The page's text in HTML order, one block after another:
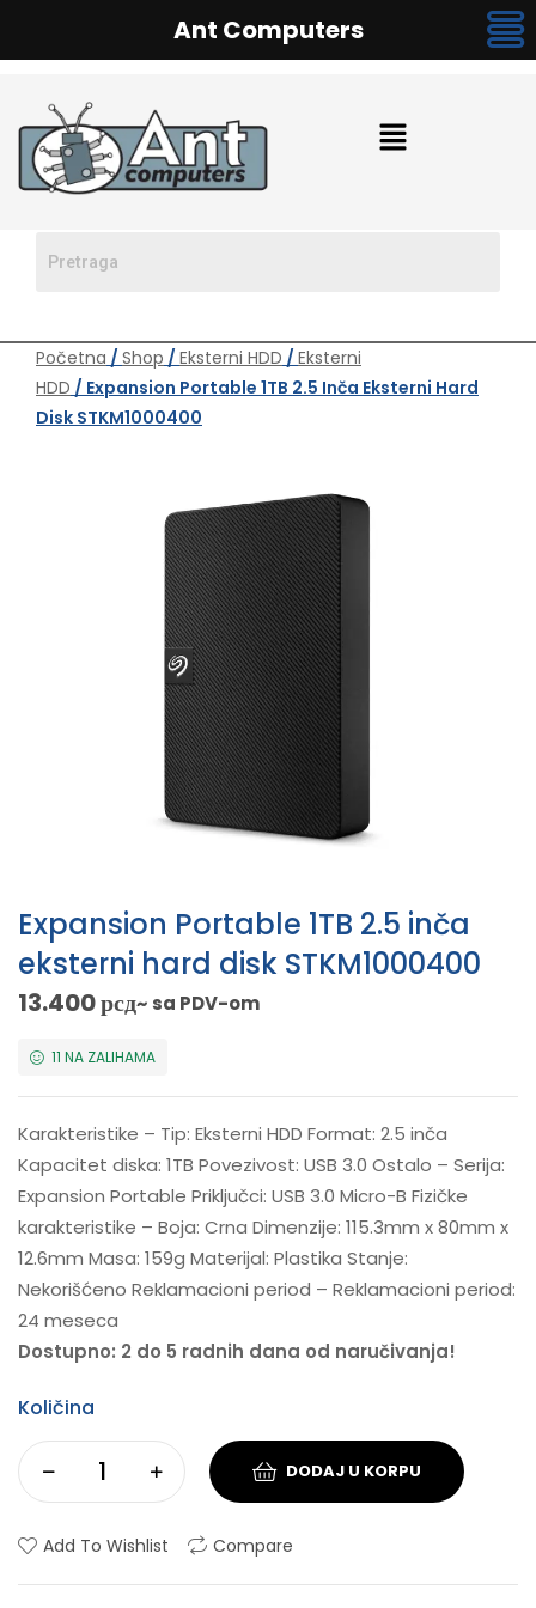
Početna / Shop / Eksterni HDD / Eksterni
HDD / Expansion Portable 1TB 2.5 Inča Eksterni Hard
Disk STKM1000400
Expansion Portable 1TB 2.5 inča
eksterni hard disk STKM1000400
13.400рсд~ sa PDV-om
11 NA ZALIHAMA
Karakteristike – Tip: Eksterni HDD Format: 2.5 inča
Kapacitet diska: 1TB Povezivost: USB 3.0 Ostalo – Serija:
Expansion Portable Priključci: USB 3.0 Micro-B Fizičke
karakteristike – Boja: Crna Dimenzije: 115.3mm x 80mm x
12.6mm Masa: 159g Materijal: Plastika Stanje:
Nekorišćeno Reklamacioni period – Reklamacioni period:
24 meseca
Dostupno: 2 do 5 radnih dana od naručivanja!
Količina
DODAJ U KORPU
Add To Wishlist Compare
Ant Computers